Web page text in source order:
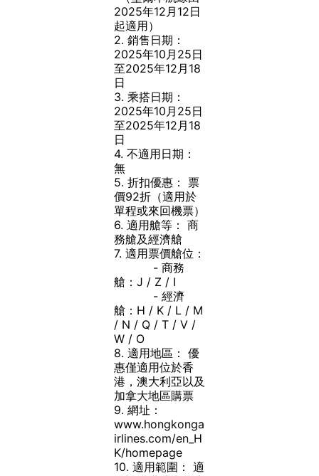
2025年12月12日
起適用）
2. 銷售日期：
2025年10月25日
至2025年12月18
日
3. 乘搭日期：
2025年10月25日
至2025年12月18
日
4. 不適用日期：
無
5. 折扣優惠： 票
價92折（適用於
單程或來回機票）
6. 適用艙等： 商
務艙及經濟艙
7. 適用票價艙位：
- 商務
艙： J / Z / I
- 經濟
艙： H / K / L / M
/ N / Q / T / V /
W / O
8. 適用地區： 優
惠僅適用位於香
港，澳大利亞以及
加拿大地區購票
9. 網址：
www.hongkonga
irlines.com/en_H
K/homepage
10. 適用範圍： 適